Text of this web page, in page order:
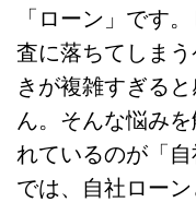
「ローン」です
査に落ちてしま
きが複雑すぎる
ん。そんな悩み
れているのが「
では、自社ロー